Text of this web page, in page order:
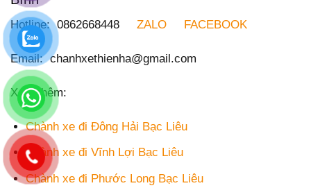
Hotline: 0862668448 ZALO FACEBOOK
Email: chanhxethienha@gmail.com
Xem thêm:
Chành xe đi Đông Hải Bạc Liêu
Chành xe đi Vĩnh Lợi Bạc Liêu
Chành xe đi Phước Long Bạc Liêu